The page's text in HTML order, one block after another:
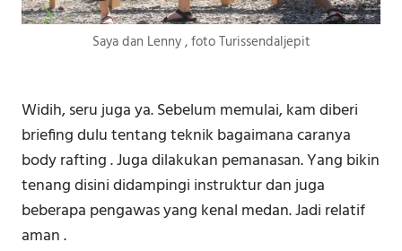
Saya dan Lenny , foto Turissendaljepit
Widih, seru juga ya. Sebelum memulai, kam diberi
briefing dulu tentang teknik bagaimana caranya
body rafting . Juga dilakukan pemanasan. Yang bikin
tenang disini didampingi instruktur dan juga
beberapa pengawas yang kenal medan. Jadi relatif
aman .